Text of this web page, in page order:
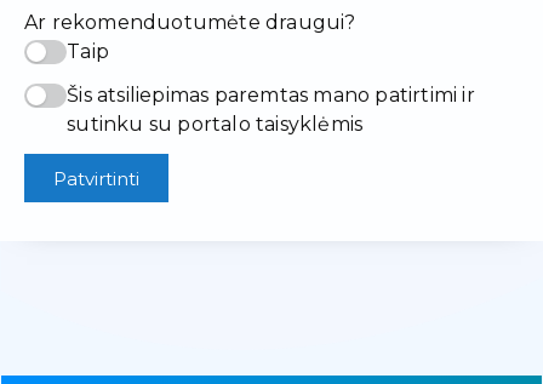
Ar rekomenduotumėte draugui?
Taip
Šis atsiliepimas paremtas mano patirtimi ir
sutinku su portalo taisyklėmis
Patvirtinti